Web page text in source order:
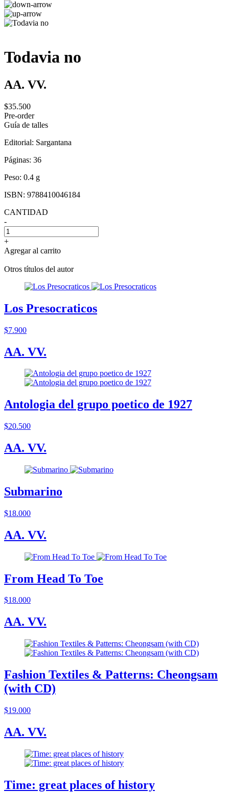
Todavia no
AA. VV.
$35.500
Pre-order
Guía de talles
Editorial: Sargantana
Páginas: 36
Peso: 0.4 g
ISBN: 9788410046184
CANTIDAD
-
+
Agregar al carrito
Otros títulos del autor
Los Presocraticos
$7.900
AA. VV.
Antologia del grupo poetico de 1927
$20.500
AA. VV.
Submarino
$18.000
AA. VV.
From Head To Toe
$18.000
AA. VV.
Fashion Textiles & Patterns: Cheongsam
(with CD)
$19.000
AA. VV.
Time: great places of history